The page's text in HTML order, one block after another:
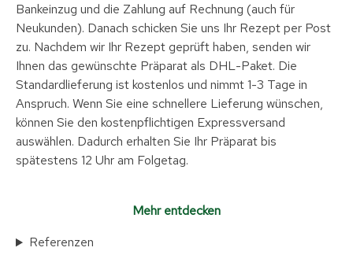
Bankeinzug und die Zahlung auf Rechnung (auch für
Neukunden). Danach schicken Sie uns Ihr Rezept per Post
zu. Nachdem wir Ihr Rezept geprüft haben, senden wir
Ihnen das gewünschte Präparat als DHL-Paket. Die
Standardlieferung ist kostenlos und nimmt 1-3 Tage in
Anspruch. Wenn Sie eine schnellere Lieferung wünschen,
können Sie den kostenpflichtigen Expressversand
auswählen. Dadurch erhalten Sie Ihr Präparat bis
spätestens 12 Uhr am Folgetag.
Mehr entdecken
Referenzen